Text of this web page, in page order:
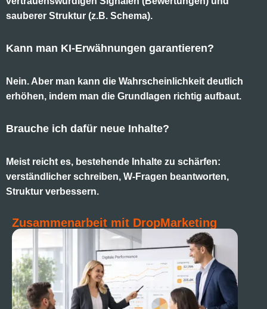
sauberer Struktur (z.B. Schema).
Kann man KI-Erwähnungen garantieren?
Nein. Aber man kann die Wahrscheinlichkeit deutlich
erhöhen, indem man die Grundlagen richtig aufbaut.
Brauche ich dafür neue Inhalte?
Meist reicht es, bestehende Inhalte zu schärfen:
verständlicher schreiben, W-Fragen beantworten,
Struktur verbessern.
Zusammenarbeit mit DropMarketing